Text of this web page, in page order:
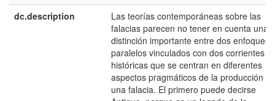
dc.description
Las teorías contemporáneas sobre las
falacias parecen no tener en cuenta una
distinción importante entre dos enfoques
paralelos vinculados con dos corrientes
históricas que se centran en diferentes
aspectos pragmáticos de la producción de
una falacia. El primero puede decirse